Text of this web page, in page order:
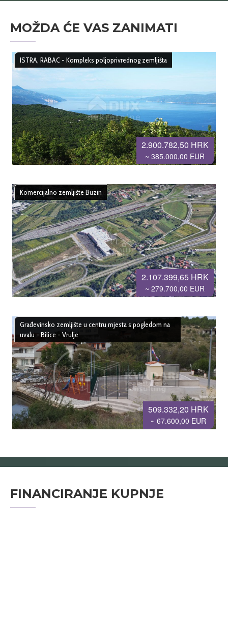
MOŽDA ĆE VAS ZANIMATI
2.900.782,50 HRK
~ 385.000,00 EUR
ISTRA, RABAC - Kompleks poljoprivrednog zemljišta
2.107.399,65 HRK
~ 279.700,00 EUR
Komercijalno zemljište Buzin
509.332,20 HRK
~ 67.600,00 EUR
Građevinsko zemljište u centru mjesta s pogledom na
uvalu - Bilice - Vrulje
FINANCIRANJE KUPNJE